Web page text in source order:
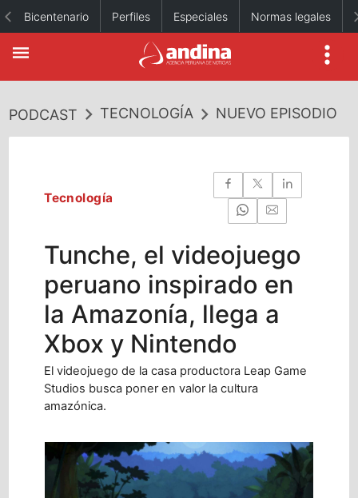
Bicentenario Perfiles Especiales Normas legales
PODCAST TECNOLOGÍA NUEVO EPISODIO
Tecnología
Tunche, el videojuego
peruano inspirado en
la Amazonía, llega a
Xbox y Nintendo
El videojuego de la casa productora Leap Game
Studios busca poner en valor la cultura
amazónica.